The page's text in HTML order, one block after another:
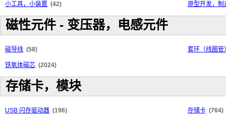
小工具，小装置 (42) 原型开发，制
磁性元件 - 变压器，电感元件
磁导线 (58) 套环（线圈管
铁氧体磁芯 (2024)
存储卡，模块
USB 闪存驱动器 (196) 存储卡 (764)